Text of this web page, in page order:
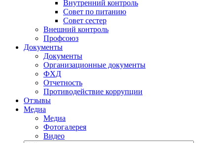
Внутренний контроль
Совет по питанию
Совет сестер
Внешний контроль
Профсоюз
Документы
Документы
Организационные документы
ФХД
Отчетность
Противодействие коррупции
Отзывы
Медиа
Медиа
Фотогалерея
Видео